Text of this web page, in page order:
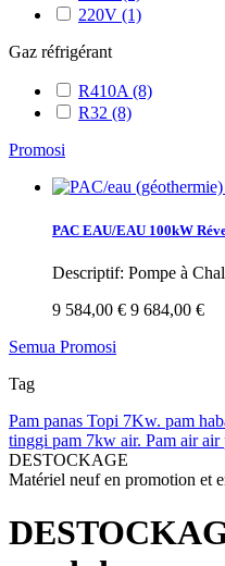
220V (1)
Gaz réfrigérant
R410A(8)
R32 (8)
Promosi
PAC EAU/EAU 100kW
Descriptif: Pompe à
9 584,00 € 9 684,00 €
Semua Promosi
Tag
Pam panas Topi 7Kw. pam
tinggi pam 7kw air. Pam air air
DESTOCKAGE
Matériel neuf en promotion et